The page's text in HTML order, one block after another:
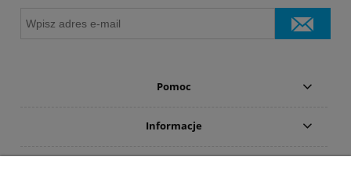
Pomoc
Informacje